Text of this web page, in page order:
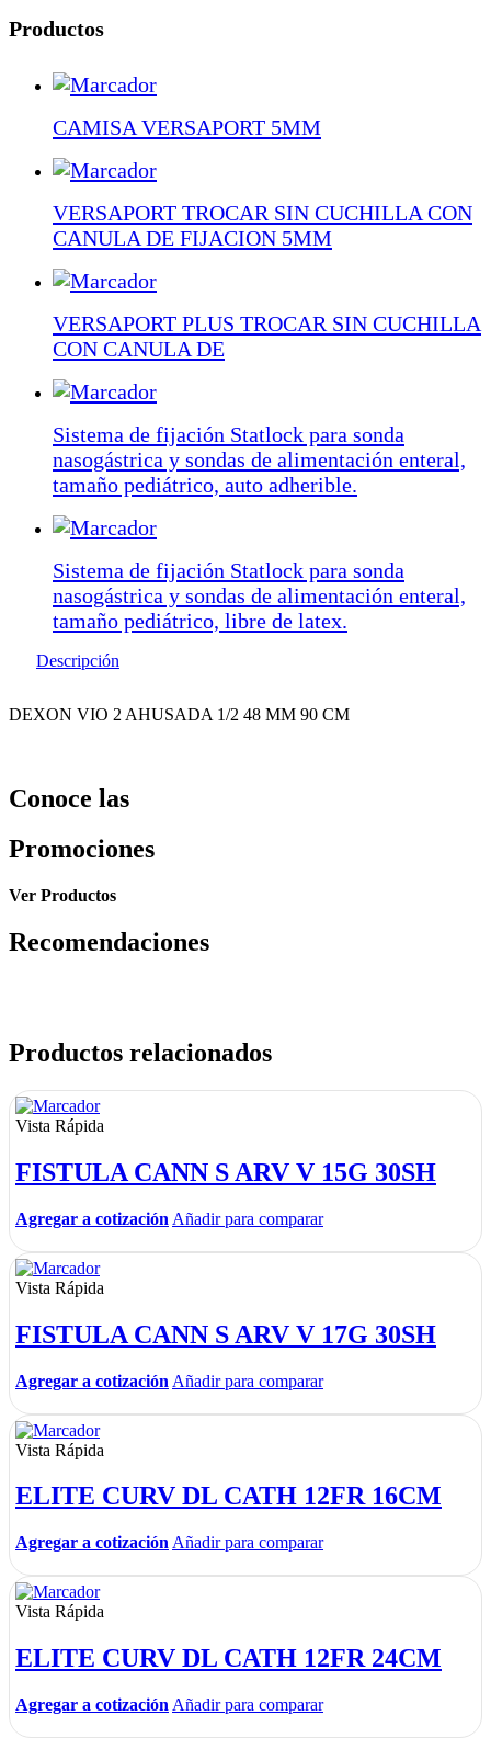
Productos
CAMISA VERSAPORT 5MM
VERSAPORT TROCAR SIN CUCHILLA CON
CANULA DE FIJACION 5MM
VERSAPORT PLUS TROCAR SIN CUCHILLA
CON CANULA DE
Sistema de fijación Statlock para sonda
nasogástrica y sondas de alimentación enteral,
tamaño pediátrico, auto adherible.
Sistema de fijación Statlock para sonda
nasogástrica y sondas de alimentación enteral,
tamaño pediátrico, libre de latex.
Descripción
DEXON VIO 2 AHUSADA 1/2 48 MM 90 CM
Conoce las
Promociones
Ver Productos
Recomendaciones
Productos relacionados
Vista Rápida
FISTULA CANN S ARV V 15G 30SH
Agregar a cotización Añadir para comparar
Vista Rápida
FISTULA CANN S ARV V 17G 30SH
Agregar a cotización Añadir para comparar
Vista Rápida
ELITE CURV DL CATH 12FR 16CM
Agregar a cotización Añadir para comparar
Vista Rápida
ELITE CURV DL CATH 12FR 24CM
Agregar a cotización Añadir para comparar